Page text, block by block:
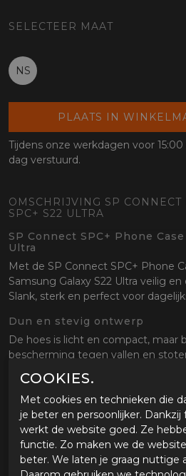
SELECTEER MAAT
NS
PLAATS IN
Tijdens onze werkdagen voor
dag verstuurd.
OMSCHRIJVING SP CONNECT
SPC+ S22 ULTRA
SP Connect SPC+ Phone
Ultra
Met de SP Connect SPC+ Phone
Samsung Galaxy S22 Ultra veilig
Slank, sterk en perfect voor
Dun en stevig ontwerp
De hoes is licht en compact, maar
bescherming tegen vallen en
Snelle en veilige bevestiging
Dankzij het SPC+ systeem klik je
op alle SP Connect mounts.
hogere snelheden.
Perfect voor onderweg
COOKIES.
Met cookies en technieken die
je beter en persoonlijker.
werkt de website goed. Ze
functie. Zo maken we de
beter. We laten je graag nuttige